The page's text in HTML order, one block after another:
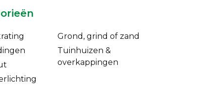
Grond, grind of zand
Tuinhuizen &
overkappingen